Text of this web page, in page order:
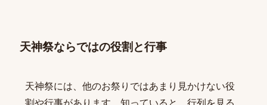
天神祭ならではの役割と行事
天神祭には、他のお祭りではあまり見かけない役
割や行事があります。知っていると、行列を見る